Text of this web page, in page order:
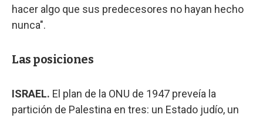
hacer algo que sus predecesores no hayan hecho
nunca".
Las posiciones
ISRAEL. El plan de la ONU de 1947 preveía la
partición de Palestina en tres: un Estado judío, un